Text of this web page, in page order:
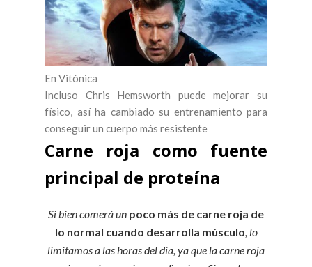
En Vitónica
Incluso Chris Hemsworth puede mejorar su
físico, así ha cambiado su entrenamiento para
conseguir un cuerpo más resistente
Carne roja como fuente
principal de proteína
Si bien comerá un poco más de carne roja de
lo normal cuando desarrolla músculo , lo
limitamos a las horas del día, ya que la carne roja